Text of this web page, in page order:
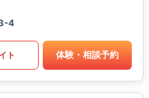
4
ト 体験・相談予約